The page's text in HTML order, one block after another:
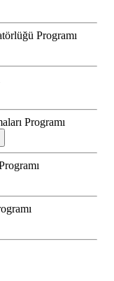
Programı
Programı